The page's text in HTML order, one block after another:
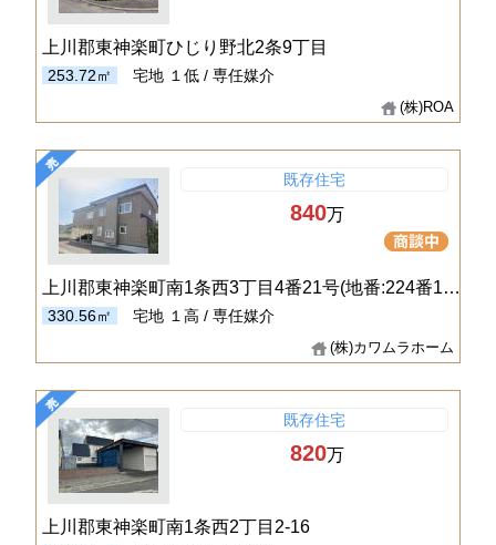
上川郡東神楽町ひじり野北2条9丁目
253.72㎡ 宅地 １低 / 専任媒介
(株)ROA
既存住宅
840万
上川郡東神楽町南1条西3丁目4番21号(地番:224番128)
330.56㎡ 宅地 １高 / 専任媒介
(株)カワムラホーム
既存住宅
820万
上川郡東神楽町南1条西2丁目2-16